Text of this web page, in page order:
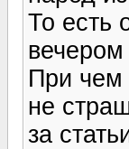
То есть
вечером
При чем
не
за